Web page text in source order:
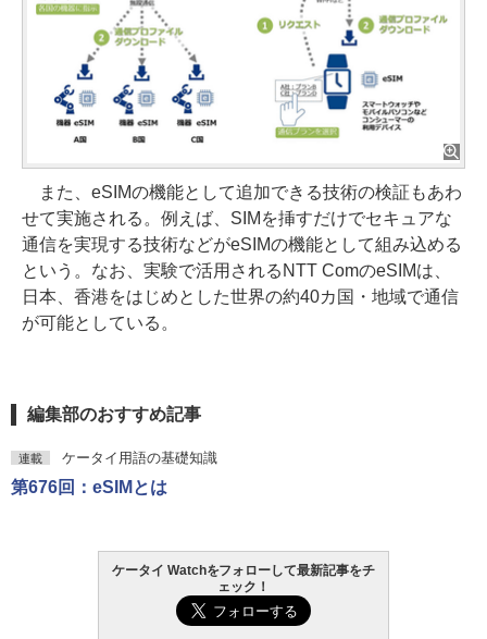
また、eSIMの機能として追加できる技術の検証もあわ
せて実施される。例えば、SIMを挿すだけでセキュアな
通信を実現する技術などがeSIMの機能として組み込める
という。なお、実験で活用されるNTT ComのeSIMは、
日本、香港をはじめとした世界の約40カ国・地域で通信
が可能としている。
編集部のおすすめ記事
連載 ケータイ用語の基礎知識
第676回：eSIMとは
ケータイ Watchをフォローして最新記事をチ
ェック！